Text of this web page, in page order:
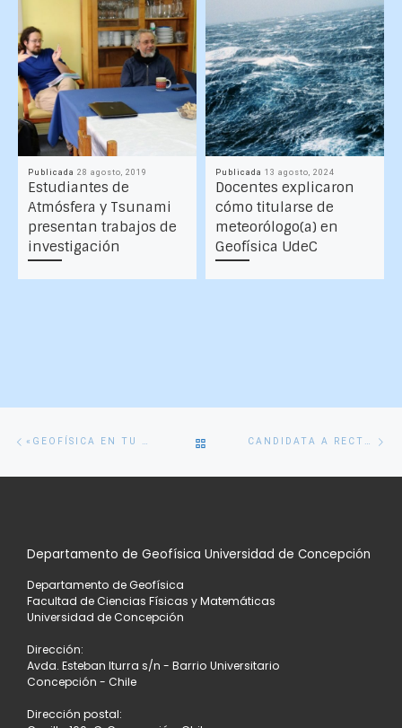
Publicada 28 agosto, 2019
Estudiantes de
Atmósfera y Tsunami
presentan trabajos de
investigación
Publicada 13 agosto, 2024
Docentes explicaron
cómo titularse de
meteorólogo(a) en
Geofísica UdeC
Navegación
de
entradas
Entrada
«GEOFÍSICA EN TU COLEGIO» FUE AL BAUTISTA DE CONCEPCIÓN PARA HABLAR DE CAMBIO CLIMÁTICO Y GLACIARES VOLVER
A
LISTA
CANDIDATA A RECTORA JACQUELINE SEPÚLVEDA AFIRMA QUE LOS PLANES DE DESARROLLO SON CLAVE PARA DEFINIR EL FUTURO DE LA UNIVERSIDAD
Departamento de Geofísica Universidad de Concepción
Departamento de Geofísica
Facultad de Ciencias Físicas y Matemáticas
Universidad de Concepción
Dirección:
Avda. Esteban Iturra s/n - Barrio Universitario
Concepción - Chile
Dirección postal: